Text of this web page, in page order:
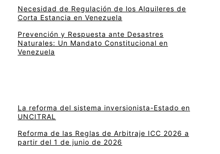
Necesidad de Regulación de los Alquileres de
Corta Estancia en Venezuela
Prevención y Respuesta ante Desastres
Naturales: Un Mandato Constitucional en
Venezuela
La reforma del sistema inversionista-Estado en
UNCITRAL
Reforma de las Reglas de Arbitraje ICC 2026 a
partir del 1 de junio de 2026